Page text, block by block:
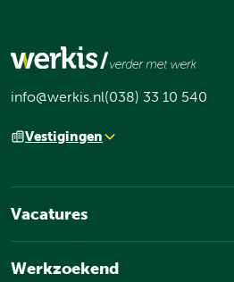
info@werkis.nl(038) 33 10 540
Vestigingen
Vacatures
Werkzoekend